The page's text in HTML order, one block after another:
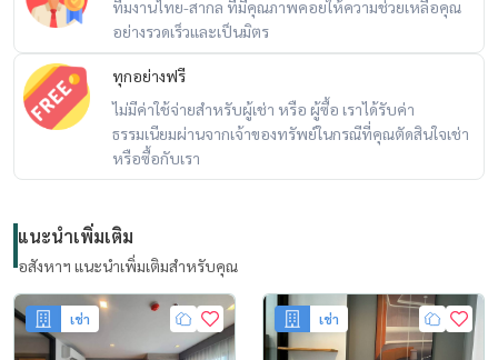
ทีมงานไทย-สากล ที่มีคุณภาพคอยให้ความช่วยเหลือคุณ
อย่างรวดเร็วและเป็นมิตร
ทุกอย่างฟรี
ไม่มีค่าใช้จ่ายสำหรับผู้เช่า หรือ ผู้ซื้อ เราได้รับค่า
ธรรมเนียมผ่านจากเจ้าของทรัพย์ในกรณีที่คุณตัดสินใจเช่า
หรือซื้อกับเรา
แนะนำเพิ่มเติม
อสังหาฯ แนะนำเพิ่มเติมสำหรับคุณ
เช่า เช่า